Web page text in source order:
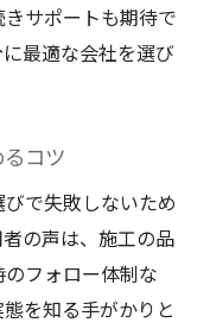
サポートも期待で
最適な会社を選び
コツ
で失敗しないため
の声は、施工の品
フォロー体制な
を知る手がかりと